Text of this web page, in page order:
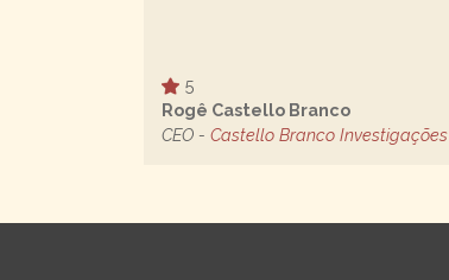
5
Rogê Castello Branco
CEO - Castello Branco Investigações